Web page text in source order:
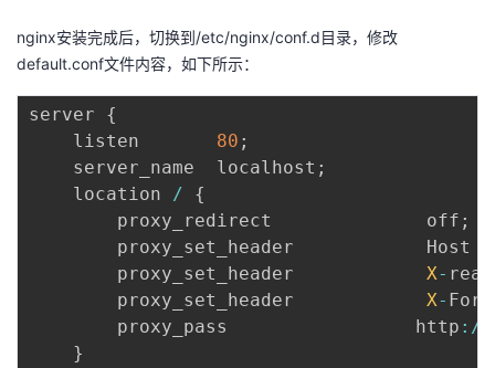
nginx安装完成后，切换到/etc/nginx/conf.d目录，修改
default.conf文件内容，如下所示：
server {
    listen
80 ;
    server_name  localhost
;
    location
/
{
        proxy_redirect              off
;
proxy_set_header            Host
        proxy_set_header
X- real
        proxy_set_header
X-
      	proxy_pass                 http
: /
}